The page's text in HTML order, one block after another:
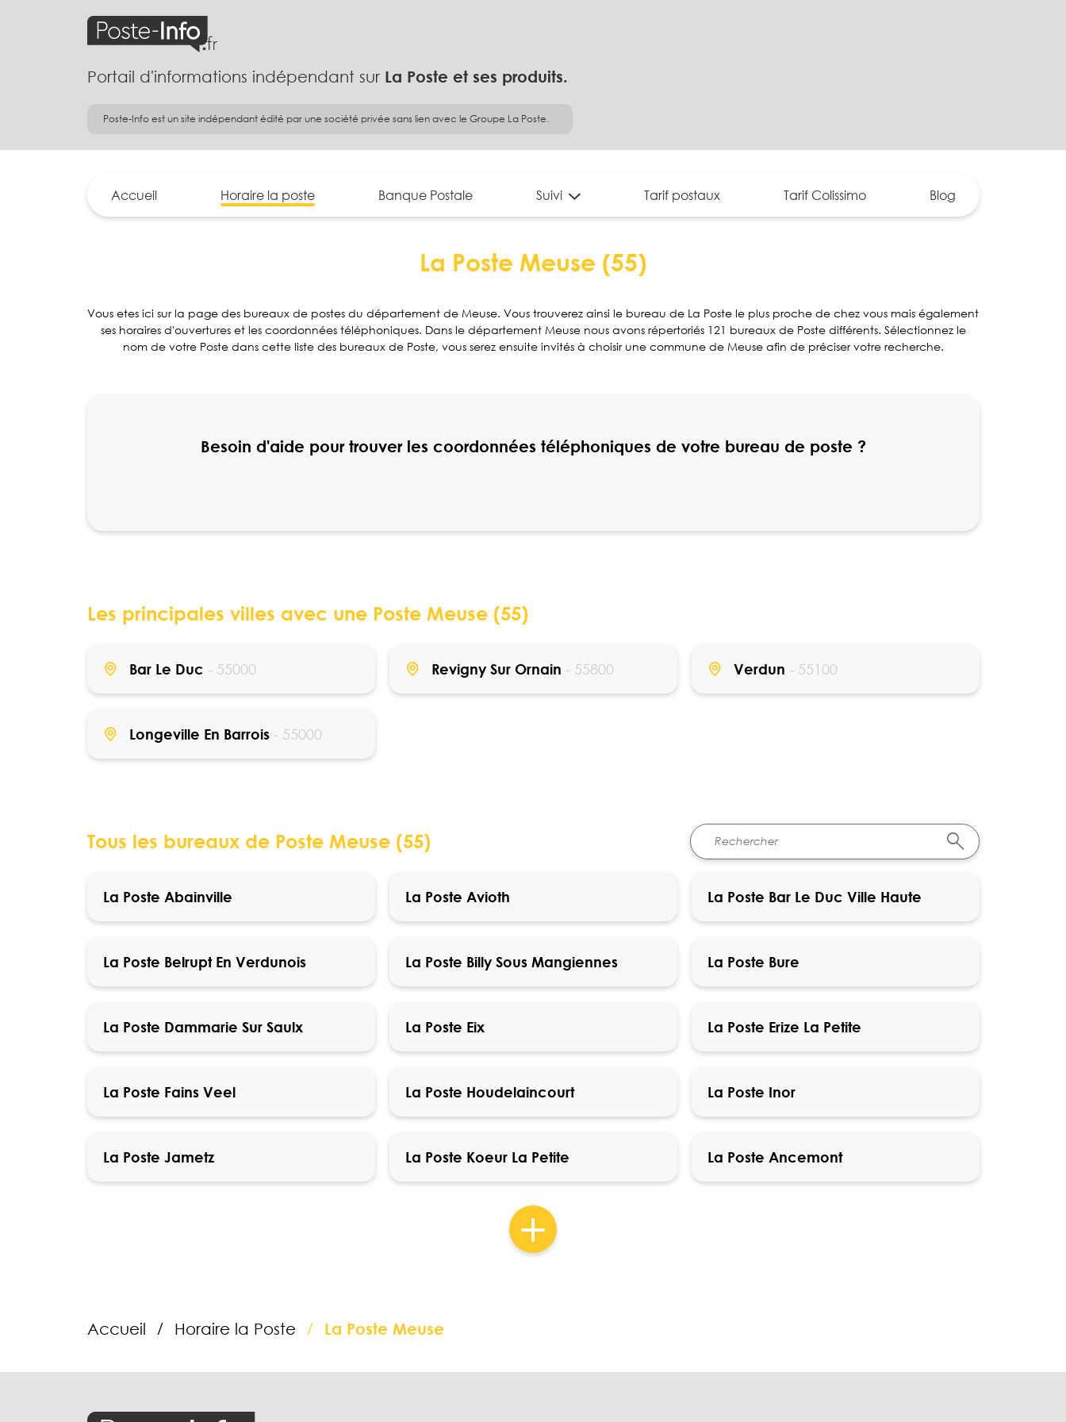
Portail d'informations indépendant sur La Poste et ses produits.
Poste-Info est un site indépendant édité par une société privée sans lien avec le Groupe La Poste.
Accueil Horaire la poste Banque Postale Suivi Tarif postaux Tarif Colissimo Blog
La Poste Meuse (55)
Vous etes ici sur la page des bureaux de postes du département de Meuse. Vous trouverez ainsi le bureau de La Poste le plus proche de chez vous mais également
ses horaires d'ouvertures et les coordonnées téléphoniques. Dans le département Meuse nous avons répertoriés 121 bureaux de Poste différents. Sélectionnez le
nom de votre Poste dans cette liste des bureaux de Poste, vous serez ensuite invités à choisir une commune de Meuse afin de préciser votre recherche.
Besoin d'aide pour trouver les coordonnées téléphoniques de votre bureau de poste ?
Les principales villes avec une Poste Meuse (55)
Bar Le Duc - 55000 Revigny Sur Ornain - 55800 Verdun - 55100
Longeville En Barrois - 55000
Tous les bureaux de Poste Meuse (55)
La Poste Abainville La Poste Avioth La Poste Bar Le Duc Ville Haute
La Poste Belrupt En Verdunois La Poste Billy Sous Mangiennes La Poste Bure
La Poste Dammarie Sur Saulx La Poste Eix La Poste Erize La Petite
La Poste Fains Veel La Poste Houdelaincourt La Poste Inor
La Poste Jametz La Poste Koeur La Petite La Poste Ancemont
Accueil Horaire la Poste La Poste Meuse